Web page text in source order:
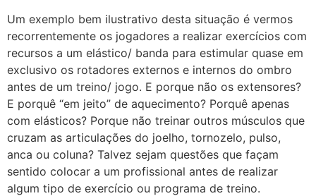
Um exemplo bem ilustrativo desta situação é vermos
recorrentemente os jogadores a realizar exercícios com
recursos a um elástico/ banda para estimular quase em
exclusivo os rotadores externos e internos do ombro
antes de um treino/ jogo. E porque não os extensores?
E porquê “em jeito” de aquecimento? Porquê apenas
com elásticos? Porque não treinar outros músculos que
cruzam as articulações do joelho, tornozelo, pulso,
anca ou coluna? Talvez sejam questões que façam
sentido colocar a um profissional antes de realizar
algum tipo de exercício ou programa de treino.